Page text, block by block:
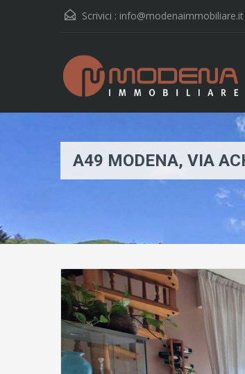
Scrivici : info@modenaimmobiliare.it
A49 MODENA, VIA